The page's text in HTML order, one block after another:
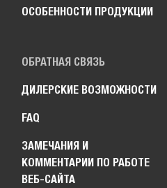
ОСОБЕННОСТИ ПРОДУКЦИИ
ОБРАТНАЯ СВЯЗЬ
ДИЛЕРСКИЕ ВОЗМОЖНОСТИ
FAQ
ЗАМЕЧАНИЯ И
КОММЕНТАРИИ ПО РАБОТЕ
ВЕБ-САЙТА